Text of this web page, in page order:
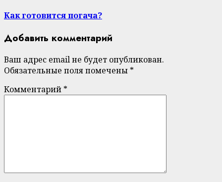
Как готовится погача?
Добавить комментарий
Ваш адрес email не будет опубликован.
Обязательные поля помечены *
Комментарий *